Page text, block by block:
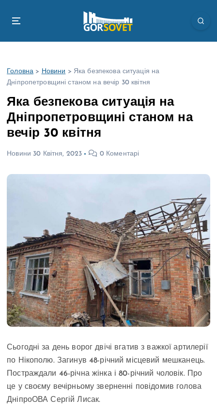
Головна > Новини > Яка безпекова ситуація на
Дніпропетровщині станом на вечір 30 квітня
Яка безпекова ситуація на
Дніпропетровщині станом на
вечір 30 квітня
Новини 30 Квітня, 2023 0 Коментарі
Сьогодні за день ворог двічі вгатив з важкої артилерії
по Нікополю. Загинув 48-річний місцевий мешканець.
Постраждали 46-річна жінка і 80-річний чоловік. Про
це у своєму вечірньому зверненні повідомив голова
ДніпроОВА Сергій Лисак.